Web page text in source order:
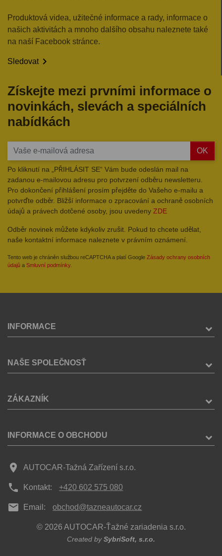
Produktová videa, užitečné informace a rady, informace o
našich aktivitách a mnoho dalšího obsahu naleznete také
na naší Facebook stránce.
Sledovat
Získejte mezi prvními informace o
novinkách, slevách a speciálních
nabídkách
OK
Po kliknutí na „PŘIHLÁSIT SE“ Vám bude odeslán mail na
zadanou e-mailovou adresu pro potvrzení odběru newsletteru.
Pro dokončení přihlášení prosím přejděte do Vašeho e-mailu a
potvrďte odběr. Bližší informace o zpracování a ochraně osobních
údajů a právech dotčené osoby, jsou uvedeny ZDE
Odběr novinek můžete kdykoliv zrušit. Pokud to chcete udělat,
naše kontaktní informace naleznete v právním oznámení.
Tento web je chráněn službou reCAPTCHA a platí Google Zásady ochrany osobních
údajů a Smluvní podmínky.
INFORMACE
NAŠE SPOLEČNOSŤ
ZÁKAZNÍK
INFORMACE O OBCHODU
place AUTOCAR-Tažná Zařízení s.r.o.
phone Kontakt: +420 602 575 080
mail Email: obchod@tazneautocar.cz
© 2026 AUTOCAR-Ťažné zariadenia s.r.o.
Created bySybriSoft, s.r.o.